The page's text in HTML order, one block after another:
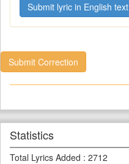
Submit lyric in English text
Submit Correction
Statistics
Total Lyrics Added : 2712